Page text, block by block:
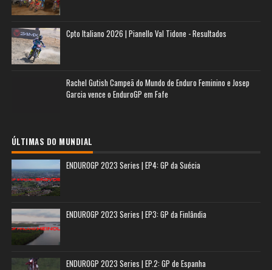
Cpto Italiano 2026 | Pianello Val Tidone - Resultados
Rachel Gutish Campeã do Mundo de Enduro Feminino e Josep
Garcia vence o EnduroGP em Fafe
ÚLTIMAS DO MUNDIAL
ENDUROGP 2023 Series | EP4: GP da Suécia
ENDUROGP 2023 Series | EP3: GP da Finlândia
ENDUROGP 2023 Series | EP.2: GP de Espanha